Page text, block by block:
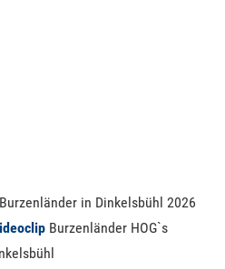
Burzenländer in Dinkelsbühl 2026
Burzenländer HOG`s